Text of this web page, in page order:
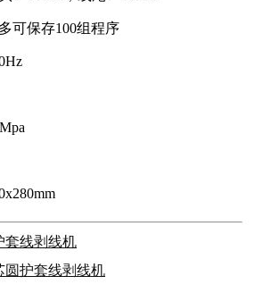
可保存100组程序
套线剥线机
圆护套线剥线机